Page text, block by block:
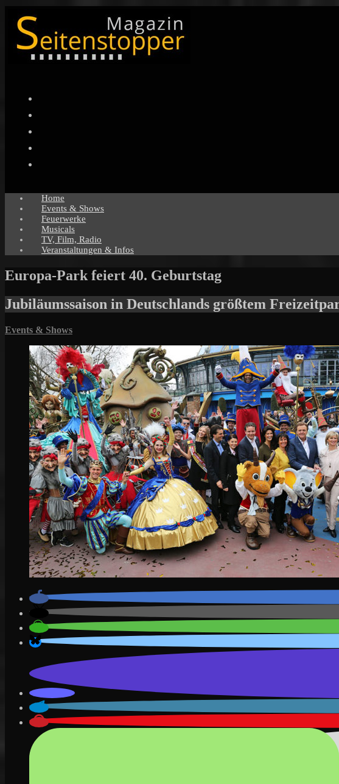
Home
Events & Shows
Feuerwerke
Musicals
TV, Film, Radio
Veranstaltungen & Infos
Europa-Park feiert 40. Geburtstag
Jubiläumssaison in Deutschlands größtem
Events & Shows